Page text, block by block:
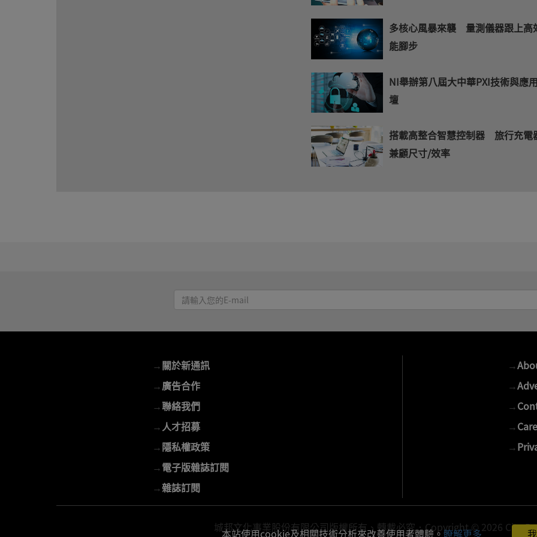
多核心風暴來襲 量測儀器跟上高
能腳步
NI舉辦第八屆大中華PXI技術與應
壇
搭載高整合智慧控制器 旅行充電
兼顧尺寸/效率
請
輸
E-
mail
→關於新通訊
→廣告合作
→聯絡我們
→人才招募
→隱私權政策
→電子版雜誌訂閱
→雜誌訂閱
→
→
→
→
→
城邦文化事業股份有限公司版權所有、轉載必究．Copyright © 2026 Cite
本站使用cookie及相關技術分析來改善使用者體驗。瞭解更多